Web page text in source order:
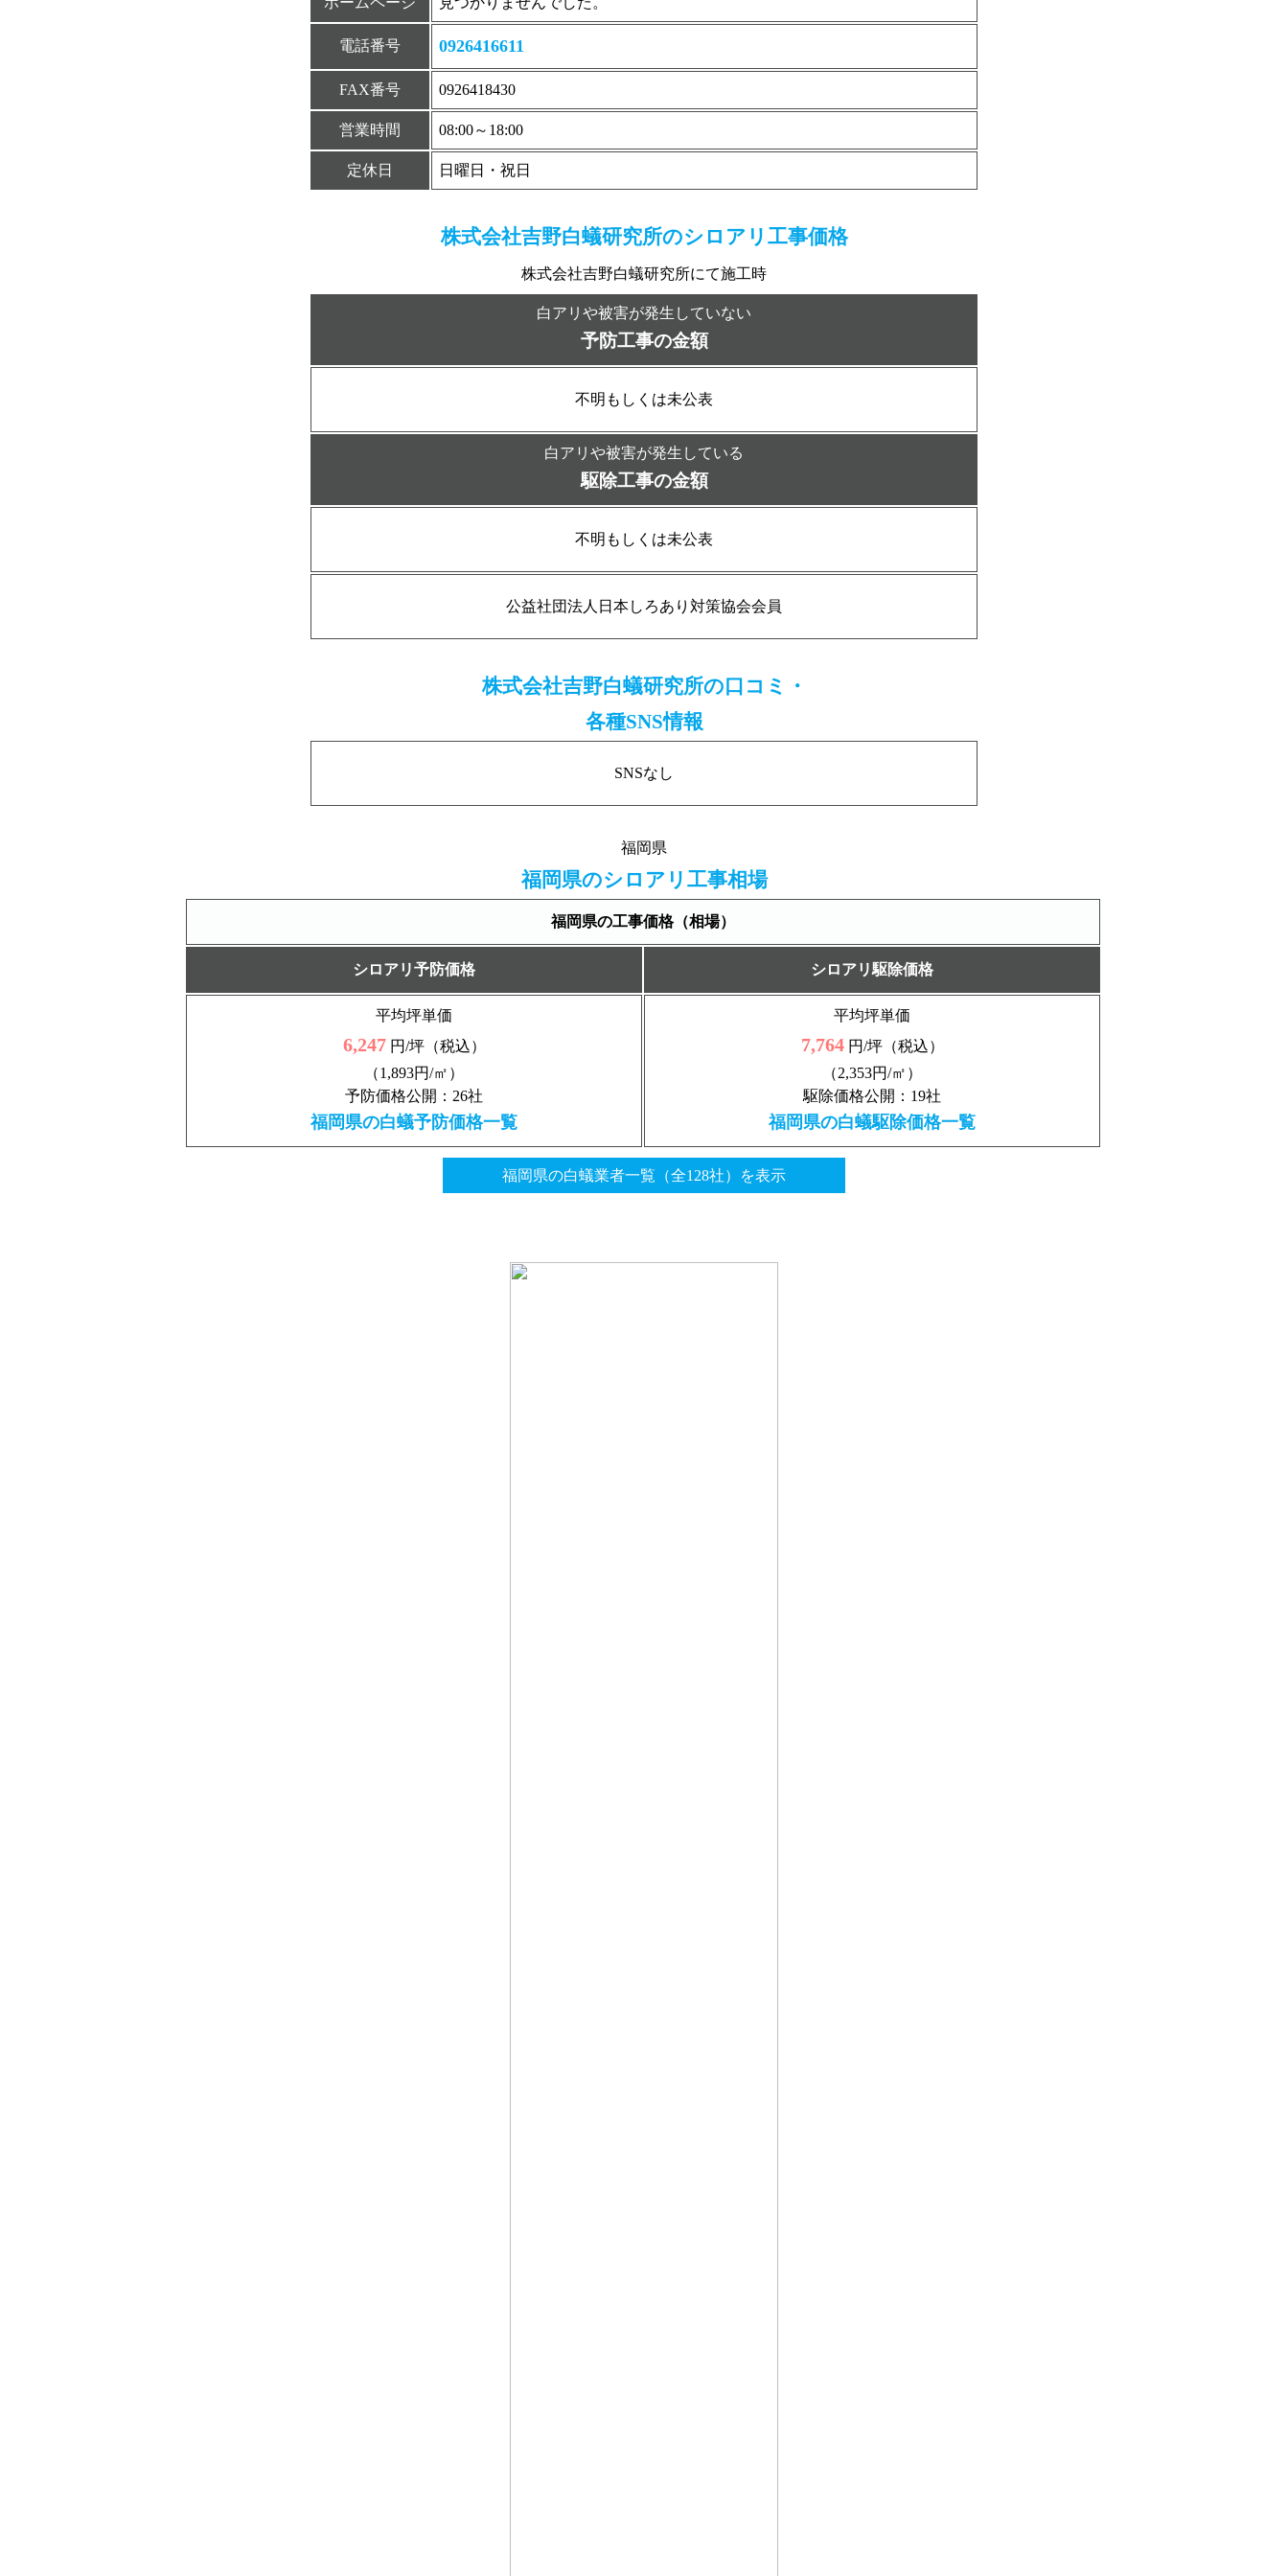
電話番号 0926416611
FAX番号 0926418430
営業時間 08:00～18:00
定休日 日曜日・祝日
株式会社吉野白蟻研究所のシロアリ工事価格
株式会社吉野白蟻研究所にて施工時
白アリや被害が発生していない
予防工事の金額
不明もしくは未公表
白アリや被害が発生している
駆除工事の金額
不明もしくは未公表
公益社団法人日本しろあり対策協会会員
株式会社吉野白蟻研究所の口コミ・
各種SNS情報
SNSなし
福岡県
福岡県のシロアリ工事相場
福岡県の工事価格（相場）
シロアリ予防価格 シロアリ駆除価格
平均坪単価
6,247円/坪（税込）
（1,893円/㎡）
予防価格公開：26社
福岡県の白蟻予防価格一覧
平均坪単価
7,764円/坪（税込）
（2,353円/㎡）
駆除価格公開：19社
福岡県の白蟻駆除価格一覧
福岡県の白蟻業者一覧（全128社）を表示